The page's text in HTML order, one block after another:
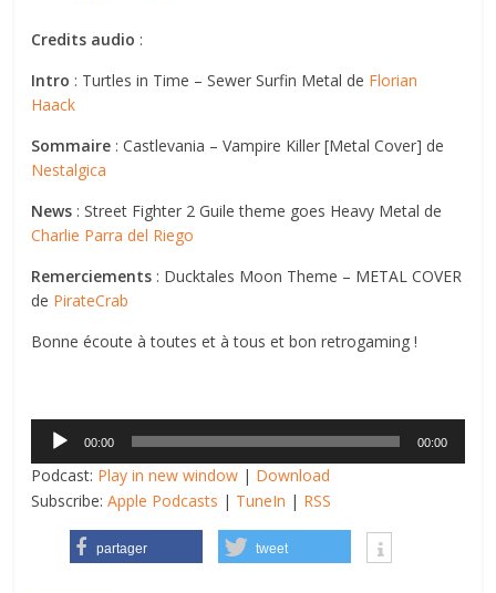
Credits audio :
Intro : Turtles in Time – Sewer Surfin Metal de Florian
Haack
Sommaire : Castlevania – Vampire Killer [Metal Cover] de
Nestalgica
News : Street Fighter 2 Guile theme goes Heavy Metal de
Charlie Parra del Riego
Remerciements : Ducktales Moon Theme – METAL COVER
de PirateCrab
Bonne écoute à toutes et à tous et bon retrogaming !
Lecteur
audio
00:00 00:00
Podcast: Play in new window | Download
Subscribe:Apple Podcasts | TuneIn | RSS
partager tweet